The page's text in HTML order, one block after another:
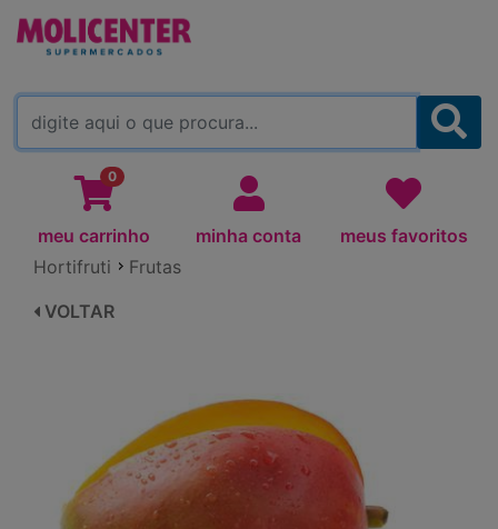
MOLICENTER ARAPONGAS
0
meu carrinho minha conta
meus favoritos
Hortifruti
Frutas
VOLTAR